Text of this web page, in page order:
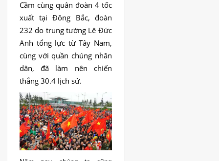
Cầm cùng quân đoàn 4 tốc
xuất tại Đông Bắc, đoàn
232 do trung tướng Lê Đức
Anh tổng lực từ Tây Nam,
cùng với quần chúng nhân
dân, đã làm nên chiến
thắng 30.4 lịch sử.